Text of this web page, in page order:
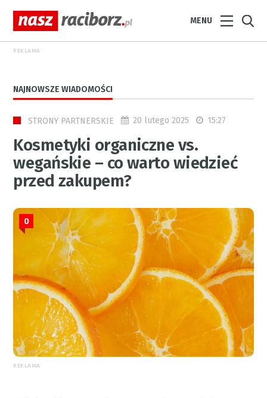
MENU
REKLAMA
NAJNOWSZE WIADOMOŚCI
STRONY PARTNERSKIE 20 lutego 2025 15:27
Kosmetyki organiczne vs.
wegańskie – co warto wiedzieć
przed zakupem?
0
REKLAMA